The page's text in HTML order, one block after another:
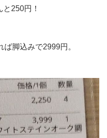
250円！
脚込みで2999円。